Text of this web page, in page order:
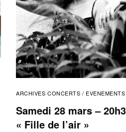
ARCHIVES CONCERTS / EVENEMENTS
Samedi 28 mars –
« Fille de l’air »